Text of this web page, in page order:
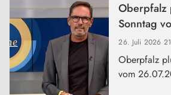
26. Juli 2026
Oberpfalz
Sonntag
Oberpfalz
vom